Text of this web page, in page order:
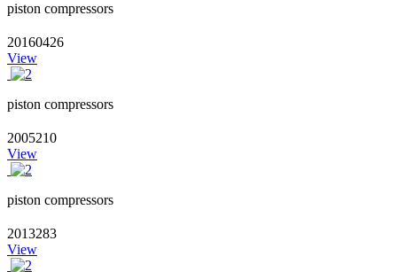
piston compressors
20160426
View
piston compressors
2005210
View
piston compressors
2013283
View